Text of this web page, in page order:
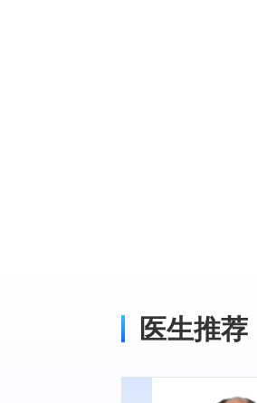
医生推荐